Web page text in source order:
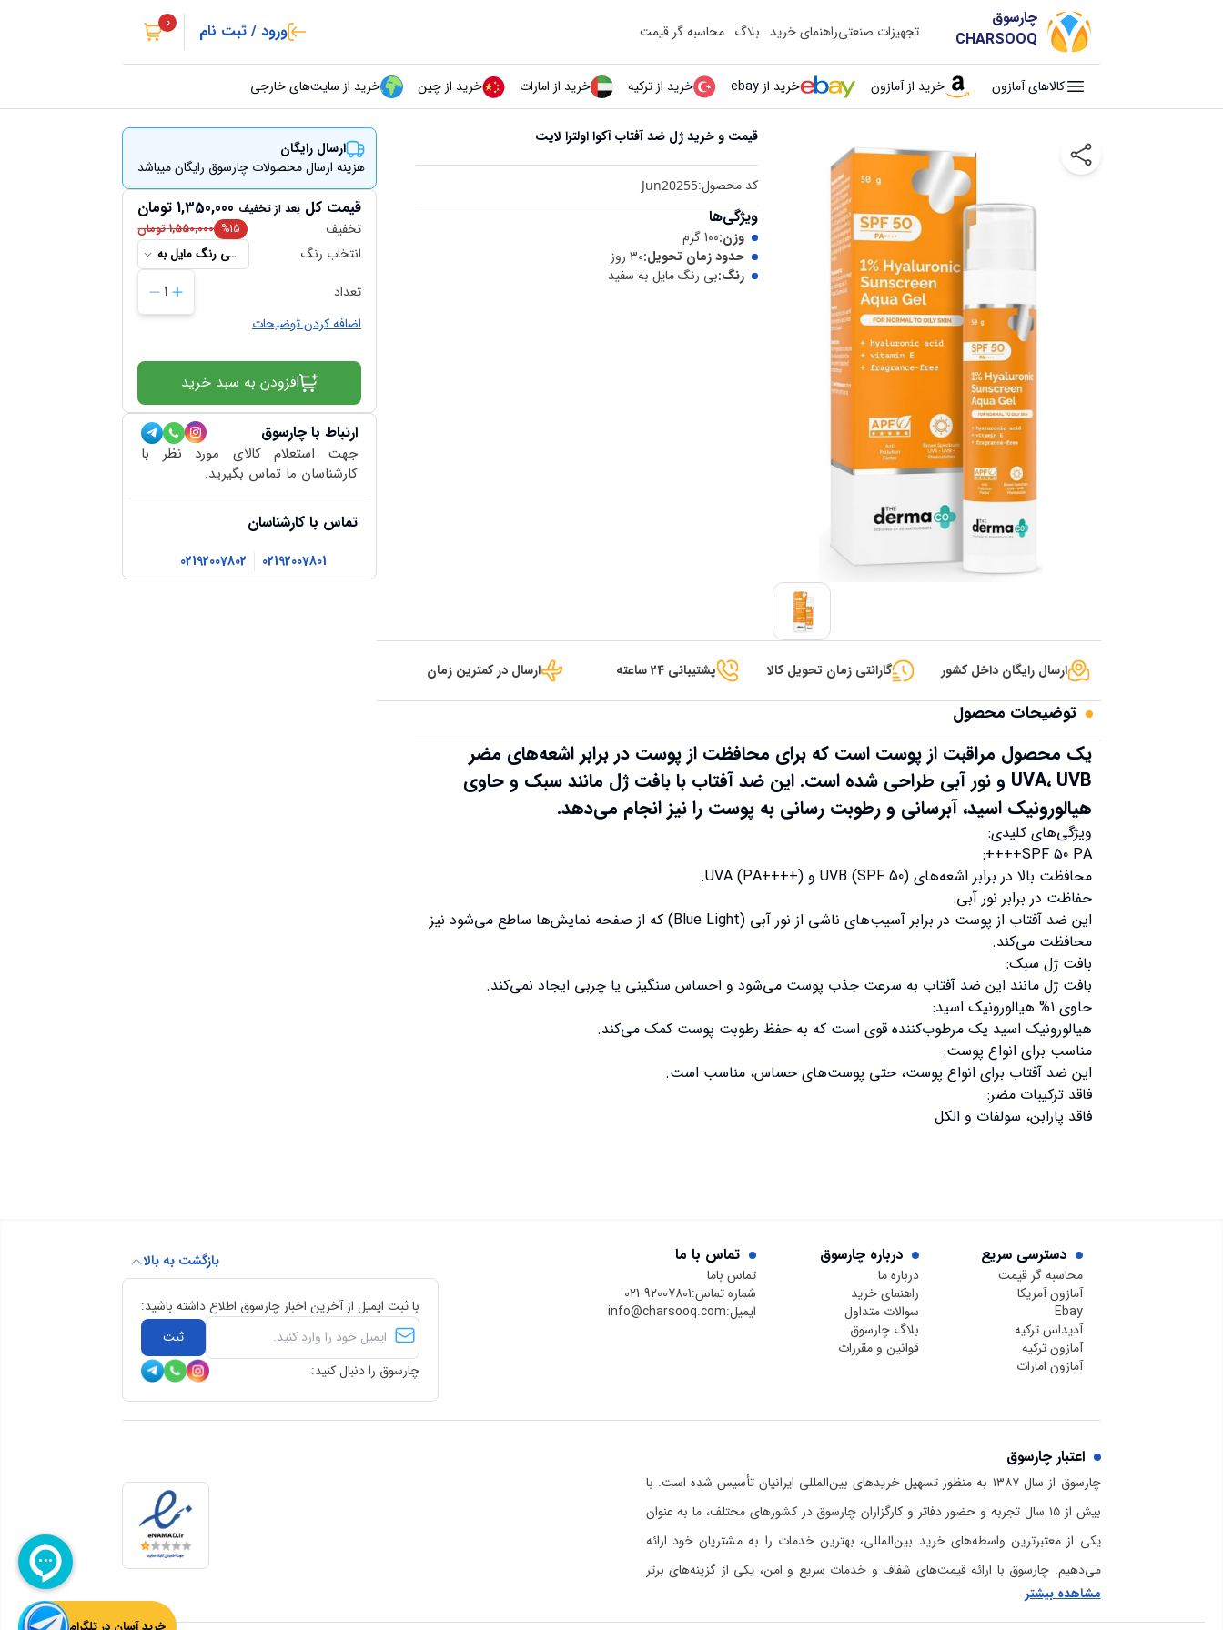
چارسوق
CHARSOOQ
تجهیزات صنعتیراهنمای خرید بلاگ محاسبه گر قیمت ورود / ثبت نام 0
کالاهای آمازون خرید از آمازون خرید از ebay خرید از ترکیه خرید از امارات خرید از چین خرید از سایت‌های خارجی
قیمت و خریدژل ضد آفتاب آکوا اولترا لایت
کد محصول:Jun20255
ویژگی‌ها
وزن:100 گرم
حدود زمان تحویل:30 روز
رنگ:بی رنگ مايل به سفید
ارسال رایگان
هزینه ارسال محصولات چارسوق رایگان میباشد
قیمت کل بعد از تخفیف 1,350,000 تومان
تخفیف %15
1,550,000 تومان
انتخاب رنگ
بی رنگ مايل به
سفید
تعداد
1
اضافه کردن توضیحات
افزودن به سبد خرید
ارتباط با چارسوق
جهت استعلام کالای مورد نظر با
کارشناسان ما تماس بگیرید.
تماس با کارشناسان
02192007801
02192007802
ارسال رایگان داخل کشور گارانتی زمان تحویل کالا پشتیبانی 24 ساعته ارسال در کمترین زمان
توضیحات محصول
یک محصول مراقبت از پوست است که برای محافظت از پوست در برابر اشعه‌های مضر
UVA، UVB و نور آبی طراحی شده است. این ضد آفتاب با بافت ژل مانند سبک و حاوی
هیالورونیک اسید، آبرسانی و رطوبت رسانی به پوست را نیز انجام می‌دهد.
ویژگی‌های کلیدی:
SPF 50 PA++++:
محافظت بالا در برابر اشعه‌های UVB (SPF 50) و UVA (PA++++).
حفاظت در برابر نور آبی:
این ضد آفتاب از پوست در برابر آسیب‌های ناشی از نور آبی (Blue Light) که از صفحه نمایش‌ها ساطع می‌شود نیز
محافظت می‌کند.
بافت ژل سبک:
بافت ژل مانند این ضد آفتاب به سرعت جذب پوست می‌شود و احساس سنگینی یا چربی ایجاد نمی‌کند.
حاوی ۱% هیالورونیک اسید:
هیالورونیک اسید یک مرطوب‌کننده قوی است که به حفظ رطوبت پوست کمک می‌کند.
مناسب برای انواع پوست:
این ضد آفتاب برای انواع پوست، حتی پوست‌های حساس، مناسب است.
فاقد ترکیبات مضر:
فاقد پارابن، سولفات و الکل
دسترسی سریع
محاسبه گر قیمت
آمازون آمریکا
Ebay
آدیداس ترکیه
آمازون ترکیه
آمازون امارات
درباره چارسوق
درباره ما
راهنمای خرید
سوالات متداول
بلاگ چارسوق
قوانین و مقررات
تماس با ما
تماس باما
شماره تماس:021-92007801
ایمیل:info@charsooq.com
بازگشت به بالا
با ثبت ایمیل از آخرین اخبار چارسوق اطلاع داشته باشید:
ثبت
چارسوق را دنبال کنید:
اعتبار چارسوق
چارسوق از سال ۱۳۸۷ به منظور تسهیل خریدهای بین‌المللی ایرانیان تأسیس شده است. با
بیش از ۱۵ سال تجربه و حضور دفاتر و کارگزاران چارسوق در کشورهای مختلف، ما به عنوان
یکی از معتبرترین واسطه‌های خرید بین‌المللی، بهترین خدمات را به مشتریان خود ارائه
می‌دهیم. چارسوق با ارائه قیمت‌های شفاف و خدمات سریع و امن، یکی از گزینه‌های برتر
برای خرید از آمازون و دیگر سایت‌های خارجی است. برای خواندن بیشتر راجع به اعتبار
مشاهده بیشتر